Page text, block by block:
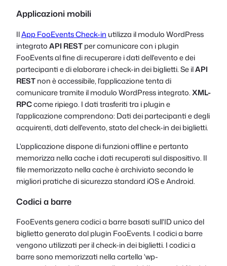
Applicazioni mobili
IlApp FooEvents Check-in utilizza il modulo WordPress
integratoAPI RESTper comunicare con i plugin
FooEvents al fine di recuperare i dati dell'evento e dei
partecipanti e di elaborare i check-in dei biglietti. Se ilAPI
RESTnon è accessibile, l'applicazione tenta di
comunicare tramite il modulo WordPress integrato.XML-
RPCcome ripiego. I dati trasferiti tra i plugin e
l'applicazione comprendono: Dati dei partecipanti e degli
acquirenti, dati dell'evento, stato del check-in dei biglietti.
L'applicazione dispone di funzioni offline e pertanto
memorizza nella cache i dati recuperati sul dispositivo. Il
file memorizzato nella cache è archiviato secondo le
migliori pratiche di sicurezza standard iOS e Android.
Codici a barre
FooEvents genera codici a barre basati sull'ID unico del
biglietto generato dal plugin FooEvents. I codici a barre
vengono utilizzati per il check-in dei biglietti. I codici a
barre sono memorizzati nella cartella 'wp-